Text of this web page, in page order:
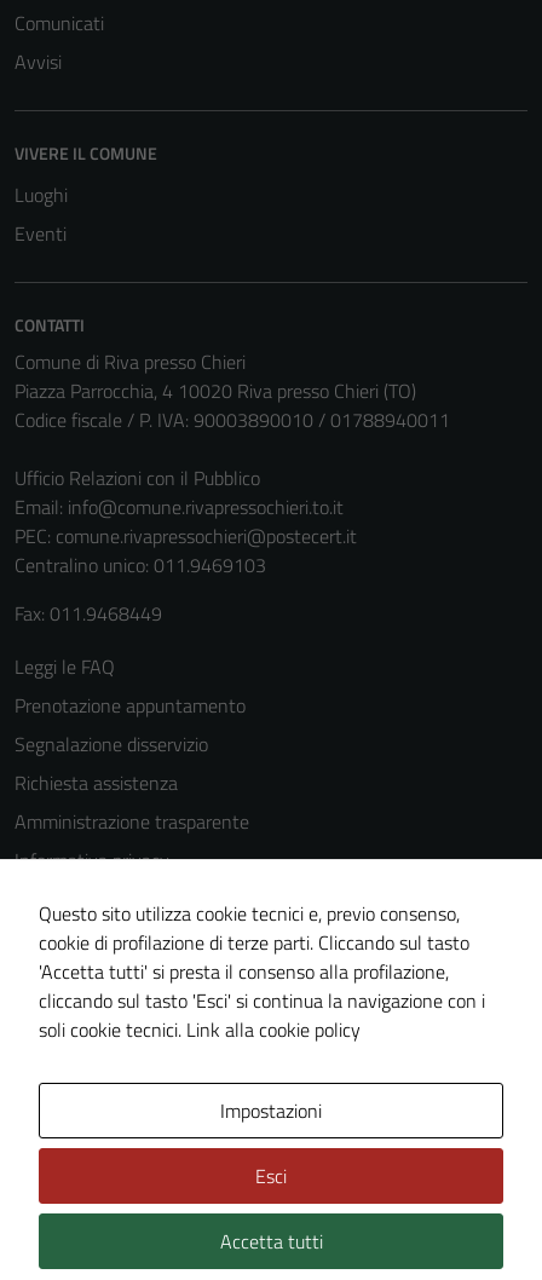
Comunicati
Avvisi
VIVERE IL COMUNE
Luoghi
Eventi
CONTATTI
Comune di Riva presso Chieri
Piazza Parrocchia, 4 10020 Riva presso Chieri (TO)
Codice fiscale / P. IVA: 90003890010 / 01788940011
Ufficio Relazioni con il Pubblico
Email: info@comune.rivapressochieri.to.it
PEC: comune.rivapressochieri@postecert.it
Centralino unico: 011.9469103
Fax: 011.9468449
Leggi le FAQ
Prenotazione appuntamento
Segnalazione disservizio
Richiesta assistenza
Amministrazione trasparente
Informativa privacy
Cookie Policy
Note legali
Dichiarazione di accessibilità
Piano di miglioramento del sito
Technical Design s.r.l.
Questo sito utilizza cookie tecnici e, previo consenso,
cookie di profilazione di terze parti. Cliccando sul tasto
'Accetta tutti' si presta il consenso alla profilazione,
cliccando sul tasto 'Esci' si continua la navigazione con i
soli cookie tecnici. Link alla cookie policy
Impostazioni
Esci
Accetta tutti
del sito e non
informazioni